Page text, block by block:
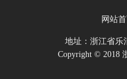
网站
地址：浙江省
Copyright © 2018